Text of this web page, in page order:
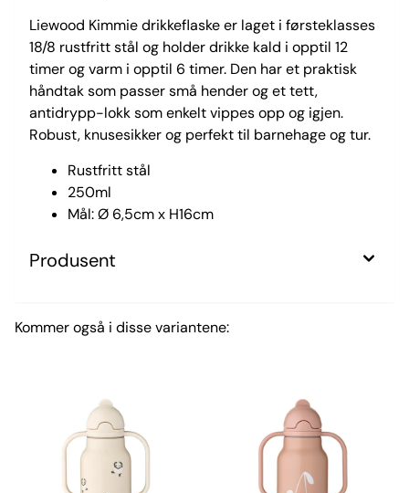
Liewood Kimmie drikkeflaske er laget i førsteklasses
18/8 rustfritt stål og holder drikke kald i opptil 12
timer og varm i opptil 6 timer. Den har et praktisk
håndtak som passer små hender og et tett,
antidrypp-lokk som enkelt vippes opp og igjen.
Robust, knusesikker og perfekt til barnehage og tur.
Rustfritt stål
250ml
Mål: Ø 6,5cm x H16cm
Produsent
Kommer også i disse variantene: